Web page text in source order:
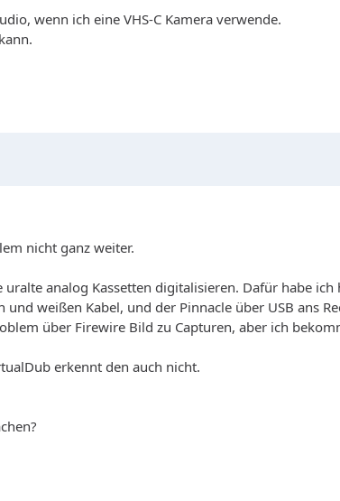
wenn ich eine VHS-C Kamera verwende.
nicht ganz weiter.
analog Kassetten digitalisieren. Dafür habe ich
weißen Kabel, und der Pinnacle über USB ans
über Firewire Bild zu Capturen, aber ich
erkennt den auch nicht.